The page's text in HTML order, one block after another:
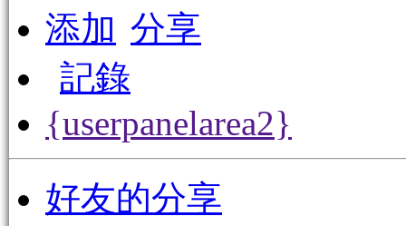
添加 分享
記錄
{userpanelarea2}
好友的分享